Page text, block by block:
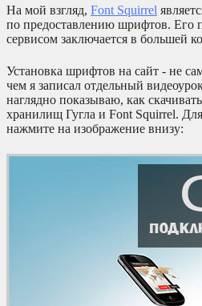
На мой взгляд, Font Squirrel
по предоставлению шрифтов. Его
сервисом заключается в большей
Установка шрифтов на сайт - не
чем я записал отдельный
наглядно показываю, как
хранилищ Гугла и Font Squirrel.
нажмите на изображение внизу: